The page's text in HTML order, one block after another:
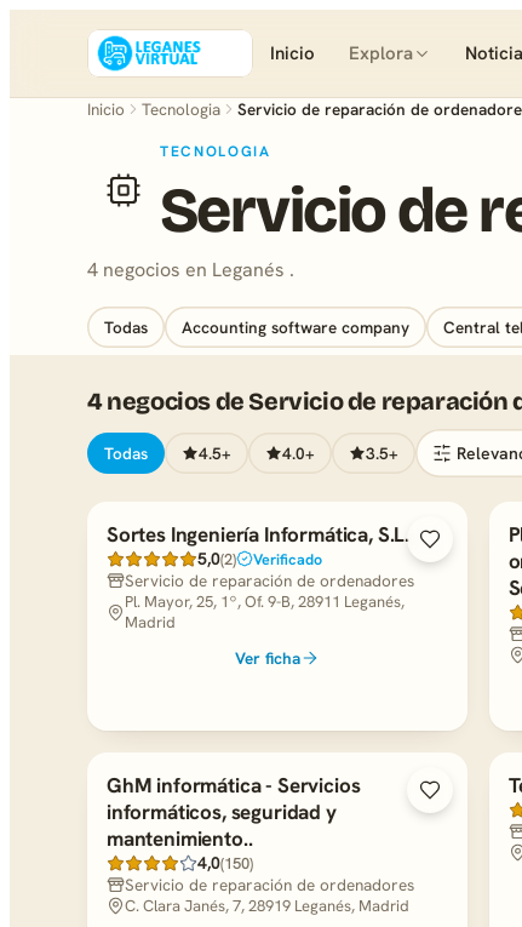
Inicio Explora
Inicio Tecnologia Servicio de reparación de
TECNOLOGIA
Servicio de
4 negocios en Leganés .
Todas Accounting software company Central
4 negocios de Servicio de reparación
Todas 4.5+ 4.0+ 3.5+
Sortes Ingeniería Informática, S.L.
5,0(2) Verificado
Servicio de reparación de ordenadores
Pl. Mayor, 25, 1º, Of. 9-B, 28911 Leganés,
Madrid
Ver ficha
GhM informática - Servicios
informáticos, seguridad y
mantenimiento..
4,0(150)
Servicio de reparación de ordenadores
C. Clara Janés, 7, 28919 Leganés, Madrid